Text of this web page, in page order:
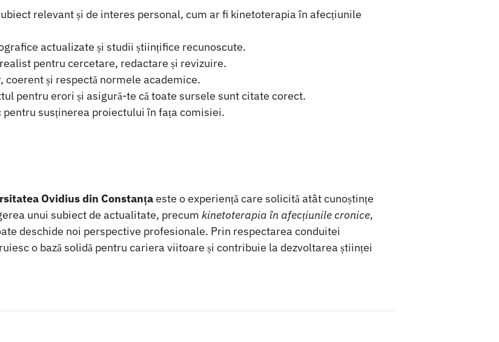
relevant și de interes personal, cum ar fi kinetoterapia în afecțiunile
actualizate și studii științifice recunoscute.
pentru cercetare, redactare și revizuire.
și respectă normele academice.
pentru erori și asigură-te că toate sursele sunt citate corect.
pentru susținerea proiectului în fața comisiei.
Ovidius din Constanțaeste o experiență care solicită atât cunoștințe
unui subiect de actualitate, precum kinetoterapia în afecțiunile cronice,
deschide noi perspective profesionale. Prin respectarea conduitei
o bază solidă pentru cariera viitoare și contribuie la dezvoltarea științei